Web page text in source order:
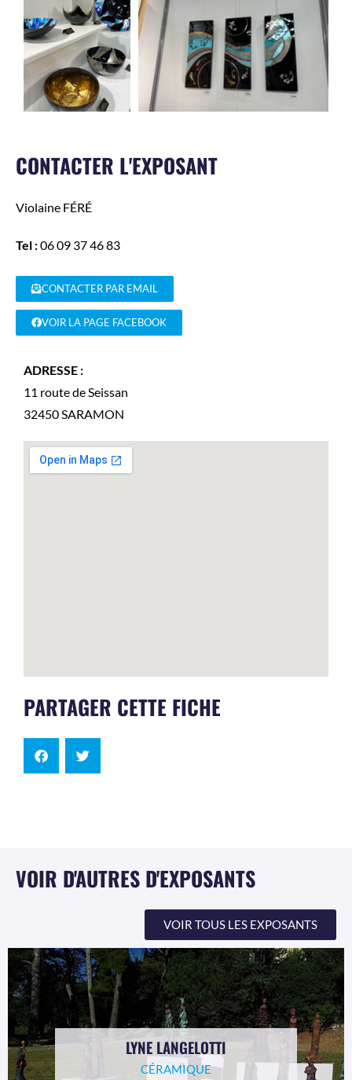
CONTACTER L'EXPOSANT
Violaine FÉRÉ
Tel :06 09 37 46 83
CONTACTER PAR EMAIL
VOIR LA PAGE FACEBOOK
ADRESSE :
11 route de Seissan
32450SARAMON
PARTAGER CETTE FICHE
VOIR D'AUTRES D'EXPOSANTS
VOIR TOUS LES EXPOSANTS
LYNE LANGELOTTI
CÉRAMIQUE